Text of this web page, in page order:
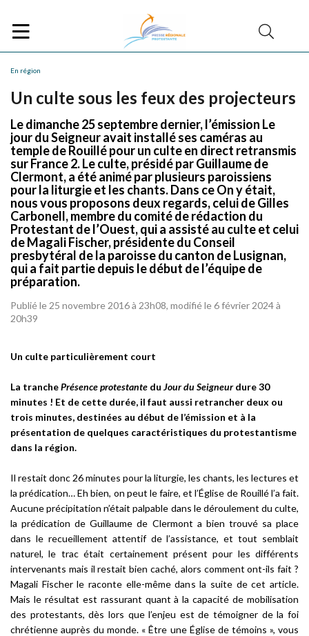
En région
Un culte sous les feux des projecteurs
Le dimanche 25 septembre dernier, l’émission Le
jour du Seigneur avait installé ses caméras au
temple de Rouillé pour un culte en direct retransmis
sur France 2. Le culte, présidé par Guillaume de
Clermont, a été animé par plusieurs paroissiens
pour la liturgie et les chants. Dans ce On y était,
nous vous proposons deux regards, celui de Gilles
Carbonell, membre du comité de rédaction du
Protestant de l’Ouest, qui a assisté au culte et celui
de Magali Fischer, présidente du Conseil
presbytéral de la paroisse du canton de Lusignan,
qui a fait partie depuis le début de l’équipe de
préparation.
Publié le 25 novembre 2016 à 23h08, modifié le 6 février 2024 à
20h39
Un culte particulièrement court
La tranchePrésence protestante du Jour du Seigneurdure 30
minutes ! Et de cette durée, il faut aussi retrancher deux ou
trois minutes, destinées au début de l’émission et à la
présentation de quelques caractéristiques du protestantisme
dans la région.
Il restait donc 26 minutes pour la liturgie, les chants, les lectures et
la prédication… Eh bien, on peut le faire, et l’Église de Rouillé l’a fait.
Aucune précipitation n’était palpable dans le déroulement du culte,
la prédication de Guillaume de Clermont a bien trouvé sa place
dans le recueillement attentif de l’assistance, et tout semblait
naturel, le trac était certainement présent pour les différents
intervenants mais il restait bien caché, alors comment ont-ils fait ?
Magali Fischer le raconte elle-même dans la suite de cet article.
Mais le résultat est rassurant quant à la capacité de mobilisation
des protestants, dès lors que l’enjeu est de témoigner de la foi
chrétienne auprès du monde. « Être une Église de témoins », vous